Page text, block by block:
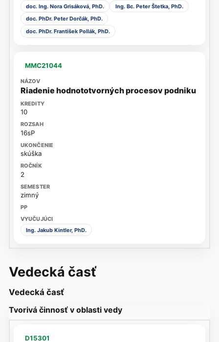
doc. Ing. Nora Grisáková, PhD.
Ing. Bc. Peter Štetka, PhD.
doc. PhDr. Peter Dorčák, PhD.
doc. PhDr. František Pollák, PhD.
MMC21044
Riadenie hodnototvorných procesov podniku
10
16sP
skúška
2
zimný
Ing. Jakub Kintler, PhD.
Vedecká časť
Vedecká časť
Tvorivá činnosť v oblasti vedy
D15301